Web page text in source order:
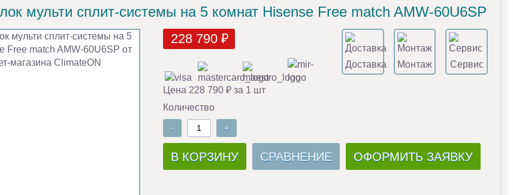
мульти сплит-системы на 5 комнат Hisense Free match AMW-60U6SP
228 790 ₽
Доставка Монтаж Сервис
Цена 228 790 ₽ за 1 шт
Количество
- +
В КОРЗИНУ СРАВНЕНИЕ ОФОРМИТЬ ЗАЯВКУ